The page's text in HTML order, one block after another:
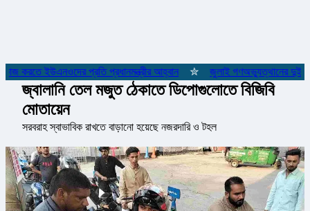
করতে ইউএনওদের প্রতি প্রধানমন্ত্রীর আহ্বান জুলাই গণঅভ্যুত্থানের দুই
জ্বালানি তেল মজুত ঠেকাতে ডিপোগুলোতে বিজিবি
মোতায়েন
সরবরাহ স্বাভাবিক রাখতে বাড়ানো হয়েছে নজরদারি ও টহল